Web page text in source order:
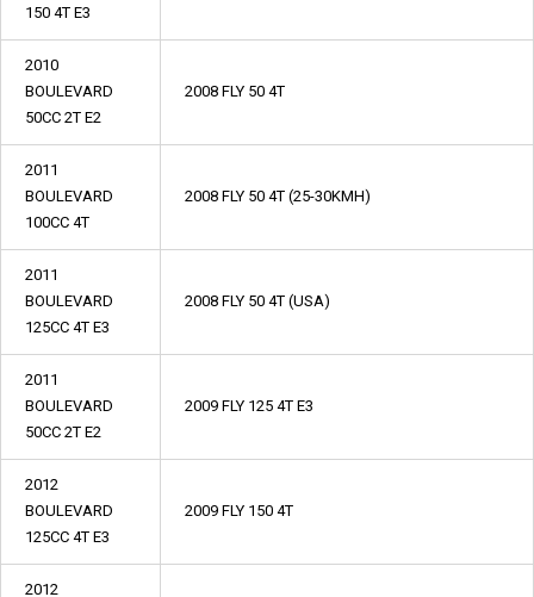
150 4T E3
2010
BOULEVARD
50CC 2T E2
2008 FLY 50 4T
2011
BOULEVARD
100CC 4T
2008 FLY 50 4T (25-30KMH)
2011
BOULEVARD
125CC 4T E3
2008 FLY 50 4T (USA)
2011
BOULEVARD
50CC 2T E2
2009 FLY 125 4T E3
2012
BOULEVARD
125CC 4T E3
2009 FLY 150 4T
2012